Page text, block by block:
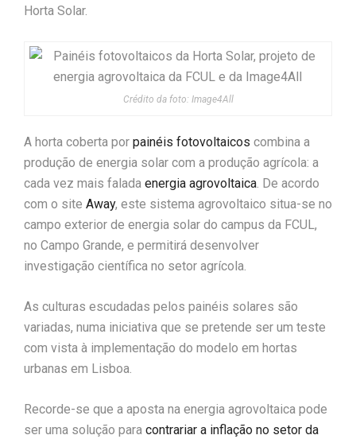
Horta Solar.
Crédito da foto: Image4All
A horta coberta por painéis fotovoltaicos combina a
produção de energia solar com a produção agrícola: a
cada vez mais falada energia agrovoltaica. De acordo
com o site Away, este sistema agrovoltaico situa-se no
campo exterior de energia solar do campus da FCUL,
no Campo Grande, e permitirá desenvolver
investigação científica no setor agrícola.
As culturas escudadas pelos painéis solares são
variadas, numa iniciativa que se pretende ser um teste
com vista à implementação do modelo em hortas
urbanas em Lisboa.
Recorde-se que a aposta na energia agrovoltaica pode
ser uma solução para contrariar a inflação no setor da